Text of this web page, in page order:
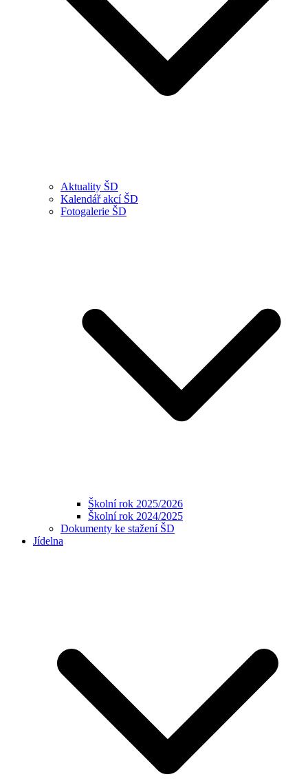
Aktuality ŠD
Kalendář akcí ŠD
Fotogalerie ŠD
Školní rok 2025/2026
Školní rok 2024/2025
Dokumenty ke stažení ŠD
Jídelna